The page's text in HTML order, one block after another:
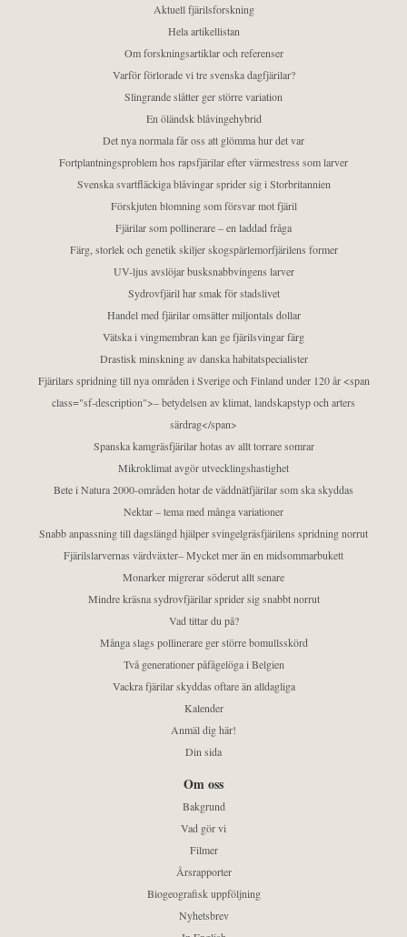
Aktuell fjärilsforskning
Hela artikellistan
Om forskningsartiklar och referenser
Varför förlorade vi tre svenska dagfjärilar?
Slingrande slåtter ger större variation
En öländsk blåvingehybrid
Det nya normala får oss att glömma hur det var
Fortplantningsproblem hos rapsfjärilar efter värmestress som larver
Svenska svartfläckiga blåvingar sprider sig i Storbritannien
Förskjuten blomning som försvar mot fjäril
Fjärilar som pollinerare – en laddad fråga
Färg, storlek och genetik skiljer skogspärlemorfjärilens former
UV-ljus avslöjar busksnabbvingens larver
Sydrovfjäril har smak för stadslivet
Handel med fjärilar omsätter miljontals dollar
Vätska i vingmembran kan ge fjärilsvingar färg
Drastisk minskning av danska habitatspecialister
Fjärilars spridning till nya områden i Sverige och Finland under 120 år <span
class="sf-description">– betydelsen av klimat, landskapstyp och arters
särdrag</span>
Spanska kamgräsfjärilar hotas av allt torrare somrar
Mikroklimat avgör utvecklingshastighet
Bete i Natura 2000-områden hotar de väddnätfjärilar som ska skyddas
Nektar – tema med många variationer
Snabb anpassning till dagslängd hjälper svingelgräsfjärilens spridning norrut
Fjärilslarvernas värdväxter– Mycket mer än en midsommarbukett
Monarker migrerar söderut allt senare
Mindre kräsna sydrovfjärilar sprider sig snabbt norrut
Vad tittar du på?
Många slags pollinerare ger större bomullsskörd
Två generationer påfågelöga i Belgien
Vackra fjärilar skyddas oftare än alldagliga
Kalender
Anmäl dig här!
Din sida
Om oss
Bakgrund
Vad gör vi
Filmer
Årsrapporter
Biogeografisk uppföljning
Nyhetsbrev